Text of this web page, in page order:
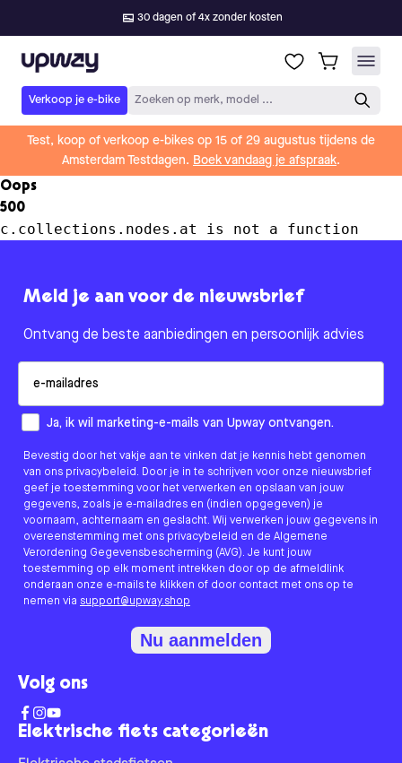
30 dagen of 4x zonder kosten
Upway
Verkoop je e-bike Zoeken op merk, model ...
Test, koop of verkoop e-bikes op 15 of 29 augustus tijdens de
Amsterdam Testdagen. Boek vandaag je afspraak.
Oops
500
c.collections.nodes.at is not a function
Elektrische fiets categorieën
Meld je aan voor de nieuwsbrief
Ontvang de beste aanbiedingen en persoonlijk advies
How would you like to hear from us?
Ja, ik wil marketing-e-mails van Upway ontvangen.
Bevestig door het vakje aan te vinken dat je kennis hebt genomen
van ons privacybeleid. Door je in te schrijven voor onze nieuwsbrief
geef je toestemming voor het verwerken en opslaan van jouw
gegevens, zoals je e-mailadres en (indien opgegeven) je
voornaam, achternaam en geslacht. Wij verwerken jouw gegevens in
overeenstemming met ons privacybeleid en de Algemene
Verordening Gegevensbescherming (AVG). Je kunt jouw
toestemming op elk moment intrekken door op de afmeldlink
onderaan onze e-mails te klikken of door contact met ons op te
nemen via support@upway.shop
Nu aanmelden
Volg ons